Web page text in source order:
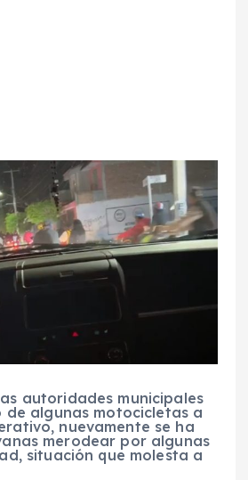
autoridades municipales
de algunas motocicletas a
nuevamente se ha
merodear por algunas
situación que molesta a